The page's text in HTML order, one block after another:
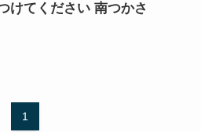
けてください 南つかさ
1